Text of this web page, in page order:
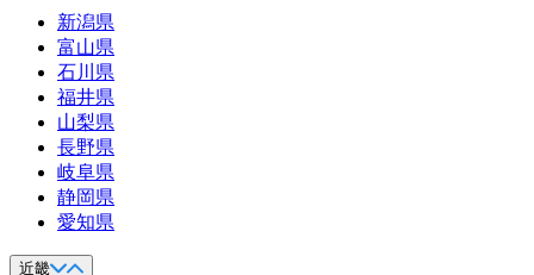
新潟県
富山県
石川県
福井県
山梨県
長野県
岐阜県
静岡県
愛知県
近畿